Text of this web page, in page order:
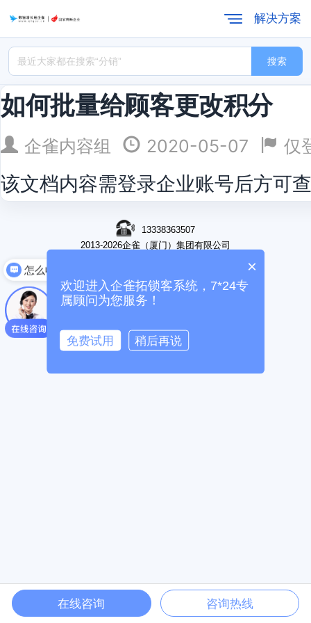
解决方案
搜索
如何批量给顾客更改积分
企雀内容组 2020-05-07 仅
该文档内容需登录企业账号后方可
13338363507
2013-2026企雀（厦门）集团有限公司
闽ICP备15015898号-3
怎么收费 ×
欢迎进入企雀拓锁客系统，7*24专
属顾问为您服务！
免费试用 稍后再说
在线咨询 咨询热线